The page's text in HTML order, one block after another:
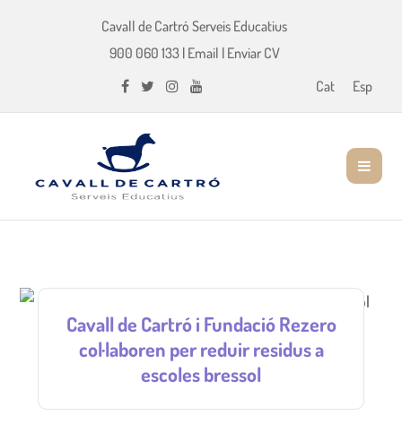
Cavall de Cartró Serveis Educatius
900 060 133| Email | Enviar CV
Cat
Esp
Cavall de Cartró i Fundació Rezero
col·laboren per reduir residus a
escoles bressol